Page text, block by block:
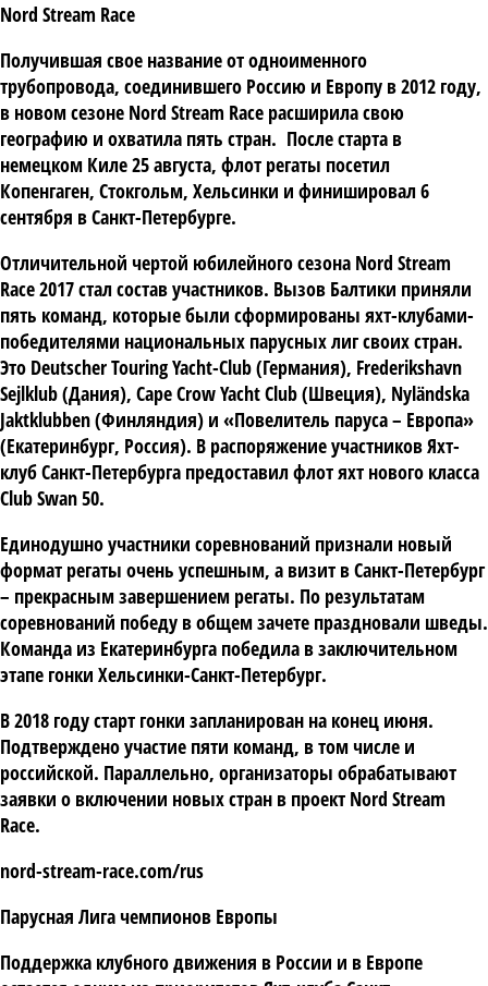
Nord Stream Race
Получившая свое название от одноименного
трубопровода, соединившего Россию и Европу в 2012 году,
в новом сезоне Nord Stream Race расширила свою
географию и охватила пять стран. После старта в
немецком Киле 25 августа, флот регаты посетил
Копенгаген, Стокгольм, Хельсинки и финишировал 6
сентября в Санкт-Петербурге.
Отличительной чертой юбилейного сезона Nord Stream
Race 2017 стал состав участников. Вызов Балтики приняли
пять команд, которые были сформированы яхт-клубами-
победителями национальных парусных лиг своих стран.
Это Deutscher Touring Yacht-Club (Германия), Frederikshavn
Sejlklub (Дания), Cape Crow Yacht Club (Швеция), Nyländska
Jaktklubben (Финляндия) и «Повелитель паруса – Европа»
(Екатеринбург, Россия). В распоряжение участников Яхт-
клуб Санкт-Петербурга предоставил флот яхт нового класса
Club Swan 50.
Единодушно участники соревнований признали новый
формат регаты очень успешным, а визит в Санкт-Петербург
– прекрасным завершением регаты. По результатам
соревнований победу в общем зачете праздновали шведы.
Команда из Екатеринбурга победила в заключительном
этапе гонки Хельсинки-Санкт-Петербург.
В 2018 году старт гонки запланирован на конец июня.
Подтверждено участие пяти команд, в том числе и
российской. Параллельно, организаторы обрабатывают
заявки о включении новых стран в проект Nord Stream
Race.
nord-stream-race.com/rus
Парусная Лига чемпионов Европы
Поддержка клубного движения в России и в Европе